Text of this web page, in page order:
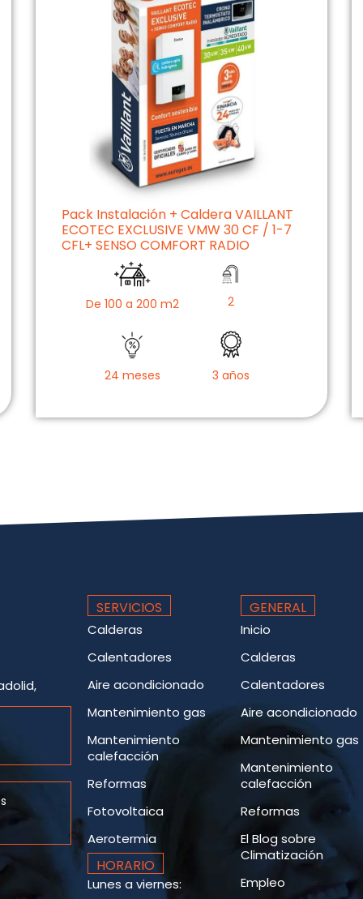
Pack Instalación + Caldera VAILLANT
ECOTEC EXCLUSIVE VMW 30 CF / 1-7
CFL+ SENSO COMFORT RADIO
De 100 a 200 m2 2
24 meses 3 años
SERVICIOS
Calderas
Calentadores
Aire acondicionado
Mantenimiento gas
Mantenimiento
calefacción
Reformas
Fotovoltaica
Aerotermia
HORARIO
Lunes a viernes:
GENERAL
Inicio
Calderas
Calentadores
Aire acondicionado
Mantenimiento gas
Mantenimiento
calefacción
Reformas
El Blog sobre
Climatización
Empleo